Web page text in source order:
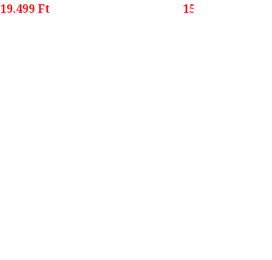
19.499 Ft
15.499 Ft